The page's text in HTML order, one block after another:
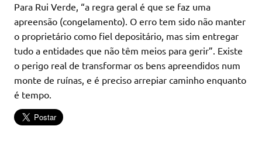
Para Rui Verde, “a regra geral é que se faz uma
apreensão (congelamento). O erro tem sido não manter
o proprietário como fiel depositário, mas sim entregar
tudo a entidades que não têm meios para gerir”. Existe
o perigo real de transformar os bens apreendidos num
monte de ruínas, e é preciso arrepiar caminho enquanto
é tempo.